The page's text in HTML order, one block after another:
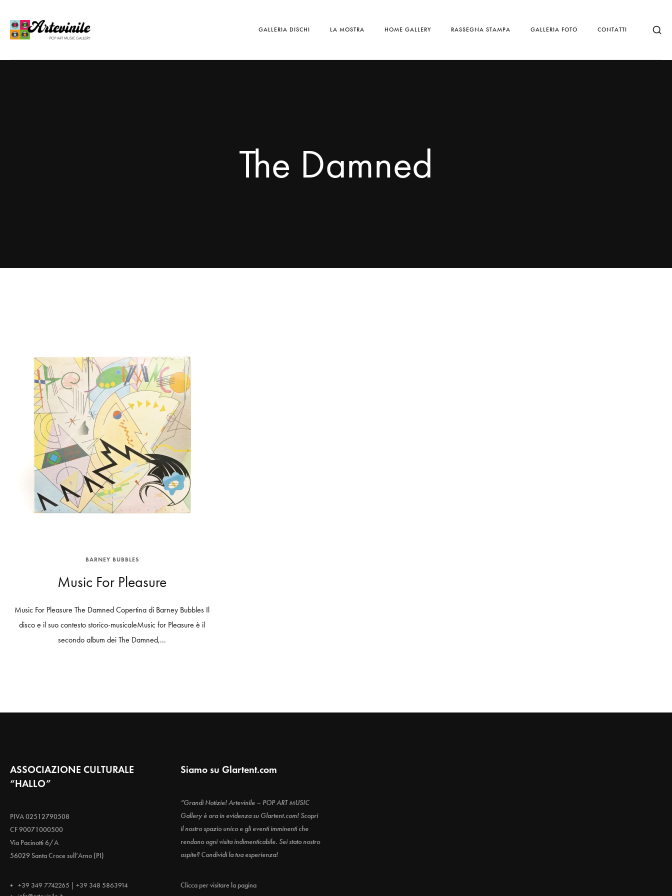
GALLERIA DISCHI LA MOSTRA HOME GALLERY RASSEGNA STAMPA GALLERIA FOTO CONTATTI
The Damned
BARNEY BUBBLES
Music For Pleasure
Music For Pleasure The Damned Copertina di Barney Bubbles Il
disco e il suo contesto storico-musicaleMusic for Pleasure è il
secondo album dei The Damned,...
ASSOCIAZIONE CULTURALE
“HALLO”
PIVA 02512790508
CF 90071000500
Via Pacinotti 6/A
56029 Santa Croce sull’Arno (PI)
+39 349 7742265 | +39 348 5863914
Siamo su Glartent.com
“Grandi Notizie! Artevinile – POP ART MUSIC
Gallery è ora in evidenza su Glartent.com! Scopri
il nostro spazio unico e gli eventi imminenti che
rendono ogni visita indimenticabile. Sei stato nostro
ospite? Condividi la tua esperienza!
Clicca per visitare la pagina